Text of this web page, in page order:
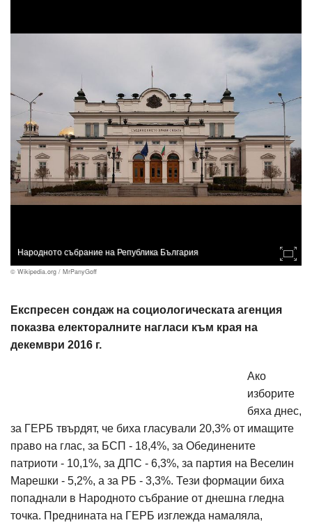
Народното събрание на Република България
© Wikipedia.org / MrPanyGoff
Експресен сондаж на социологическата агенция
показва електоралните нагласи към края на
декември 2016 г.
Ако
изборите
бяха днес,
за ГЕРБ твърдят, че биха гласували 20,3% от имащите
право на глас, за БСП - 18,4%, за Обединените
патриоти - 10,1%, за ДПС - 6,3%, за партия на Веселин
Марешки - 5,2%, а за РБ - 3,3%. Тези формации биха
попаднали в Народното събрание от днешна гледна
точка. Преднината на ГЕРБ изглежда намаляла,